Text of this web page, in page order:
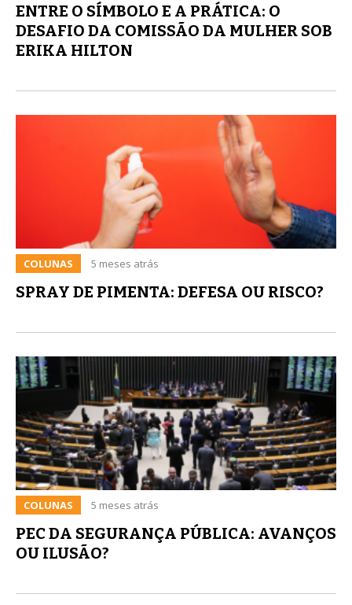
ENTRE O SÍMBOLO E A PRÁTICA: O
DESAFIO DA COMISSÃO DA MULHER SOB
ERIKA HILTON
COLUNAS 5 meses atrás
SPRAY DE PIMENTA: DEFESA OU RISCO?
COLUNAS 5 meses atrás
PEC DA SEGURANÇA PÚBLICA: AVANÇOS
OU ILUSÃO?